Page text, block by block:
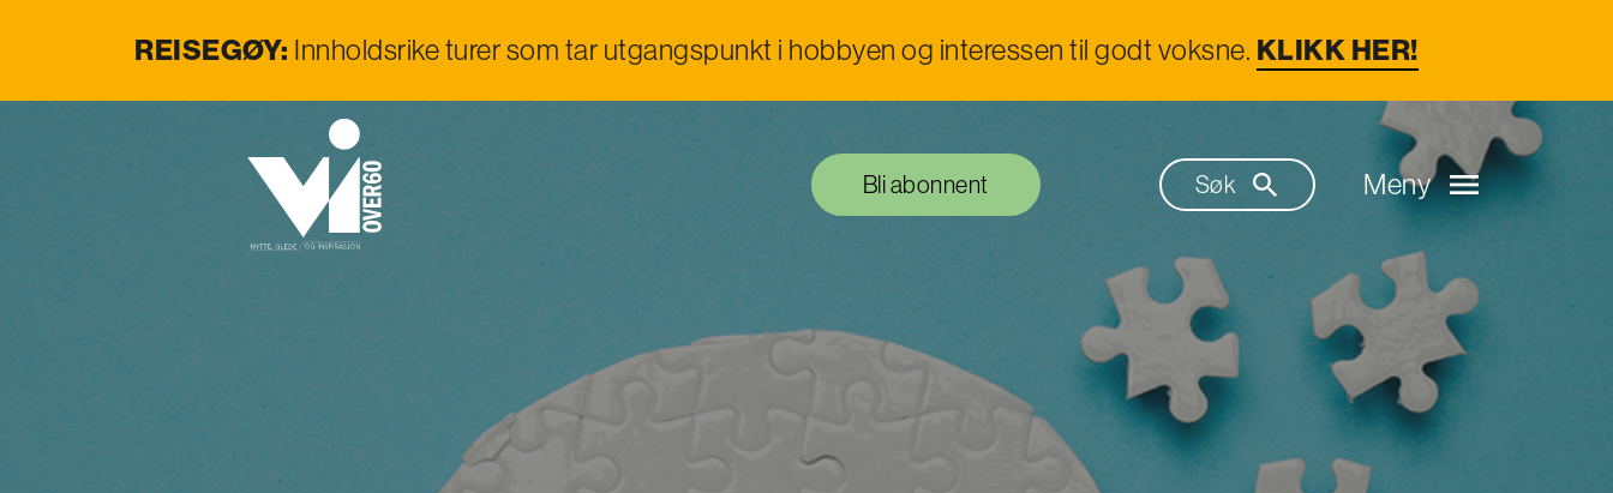
REISEGØY: Innholdsrike turer som tar utgangspunkt i hobbyen og interessen til godt voksne. KLIKK HER!
Bli abonnent Søk Meny